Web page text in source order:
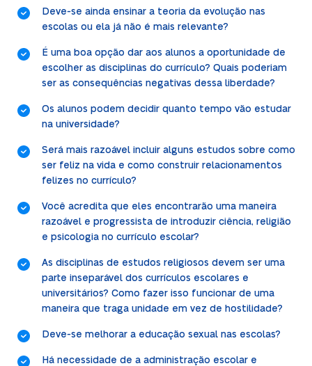
Deve-se ainda ensinar a teoria da evolução nas
escolas ou ela já não é mais relevante?
É uma boa opção dar aos alunos a oportunidade de
escolher as disciplinas do currículo? Quais poderiam
ser as consequências negativas dessa liberdade?
Os alunos podem decidir quanto tempo vão estudar
na universidade?
Será mais razoável incluir alguns estudos sobre como
ser feliz na vida e como construir relacionamentos
felizes no currículo?
Você acredita que eles encontrarão uma maneira
razoável e progressista de introduzir ciência, religião
e psicologia no currículo escolar?
As disciplinas de estudos religiosos devem ser uma
parte inseparável dos currículos escolares e
universitários? Como fazer isso funcionar de uma
maneira que traga unidade em vez de hostilidade?
Deve-se melhorar a educação sexual nas escolas?
Há necessidade de a administração escolar e